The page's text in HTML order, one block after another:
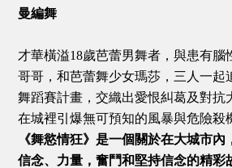
曼編舞
才華橫溢18歲芭蕾男舞者，與患有腦
哥哥，和芭蕾舞少女瑪莎，三人一起
舞蹈賽計畫，交織出愛恨糾葛及對抗
在城裡引爆無可預知的風暴與危險殺
《舞慾情狂》是一個關於在大城市內
信念、力量，奮鬥和堅持信念的精彩